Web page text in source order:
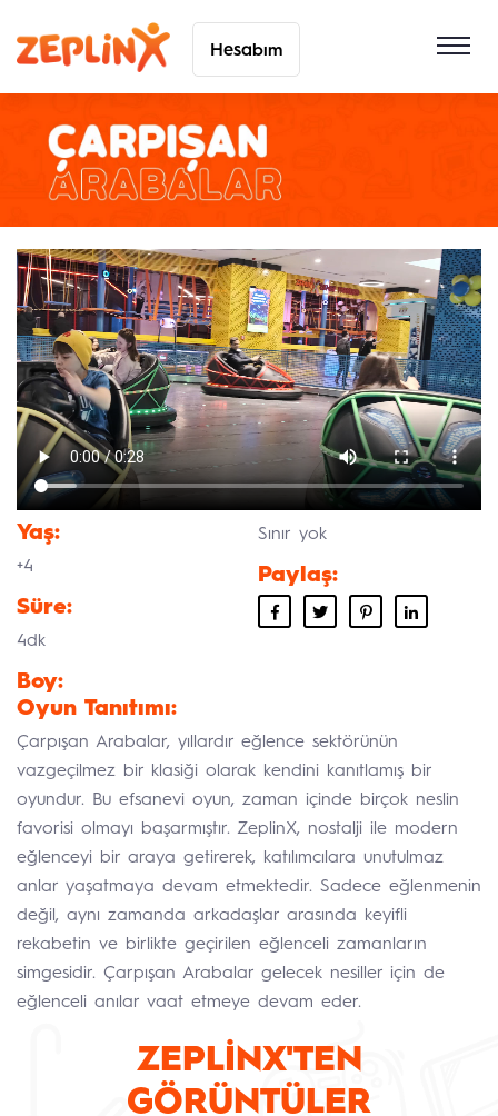
Hesabım
Yaş:
+4
Süre:
4dk
Boy:
Sınır yok
Paylaş:
Oyun Tanıtımı:
Çarpışan Arabalar, yıllardır eğlence sektörünün
vazgeçilmez bir klasiği olarak kendini kanıtlamış bir
oyundur. Bu efsanevi oyun, zaman içinde birçok neslin
favorisi olmayı başarmıştır. ZeplinX, nostalji ile modern
eğlenceyi bir araya getirerek, katılımcılara unutulmaz
anlar yaşatmaya devam etmektedir. Sadece eğlenmenin
değil, aynı zamanda arkadaşlar arasında keyifli
rekabetin ve birlikte geçirilen eğlenceli zamanların
simgesidir. Çarpışan Arabalar gelecek nesiller için de
eğlenceli anılar vaat etmeye devam eder.
ZEPLİNX'TEN
GÖRÜNTÜLER